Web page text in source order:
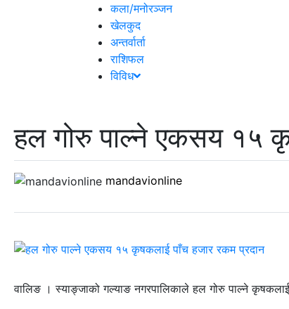
कला/मनोरञ्जन
खेलकुद
अन्तर्वार्ता
राशिफल
विविध
हल गोरु पाल्ने एकसय १५
mandavionline
वालिङ । स्याङ्जाको गल्याङ नगरपालिकाले हल गोरु पाल्ने